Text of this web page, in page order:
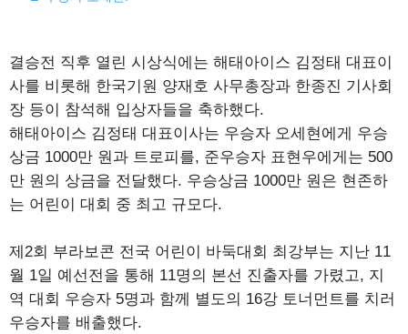
결승전 직후 열린 시상식에는 해태아이스 김정태 대표이
사를 비롯해 한국기원 양재호 사무총장과 한종진 기사회
장 등이 참석해 입상자들을 축하했다.
해태아이스 김정태 대표이사는 우승자 오세현에게 우승
상금 1000만 원과 트로피를, 준우승자 표현우에게는 500
만 원의 상금을 전달했다. 우승상금 1000만 원은 현존하
는 어린이 대회 중 최고 규모다.
제2회 부라보콘 전국 어린이 바둑대회 최강부는 지난 11
월 1일 예선전을 통해 11명의 본선 진출자를 가렸고, 지
역 대회 우승자 5명과 함께 별도의 16강 토너먼트를 치러
우승자를 배출했다.